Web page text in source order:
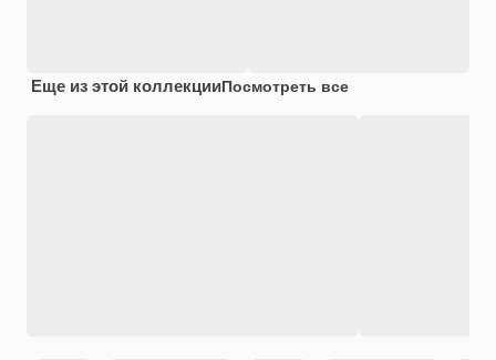
Еще из этой коллекцииПосмотреть все